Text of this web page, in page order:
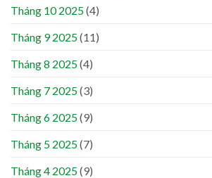
Tháng 10 2025(4)
Tháng 9 2025(11)
Tháng 8 2025(4)
Tháng 7 2025(3)
Tháng 6 2025(9)
Tháng 5 2025(7)
Tháng 4 2025(9)